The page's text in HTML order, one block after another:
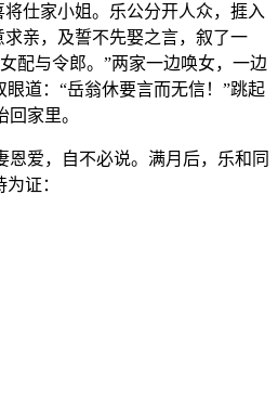
仕家小姐。乐公分开人众，捱入
亲，及誓不先娶之言，叙了一
配与令郎。”两家一边唤女，一边
道：“岳翁休要言而无信！”跳起
家里。
爱，自不必说。满月后，乐和同
证：